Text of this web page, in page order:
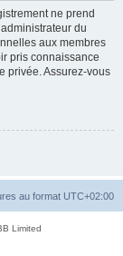
ne prend
du
aux membres
pris connaissance
privée. Assurez-vous
au format UTC+02:00
Limited